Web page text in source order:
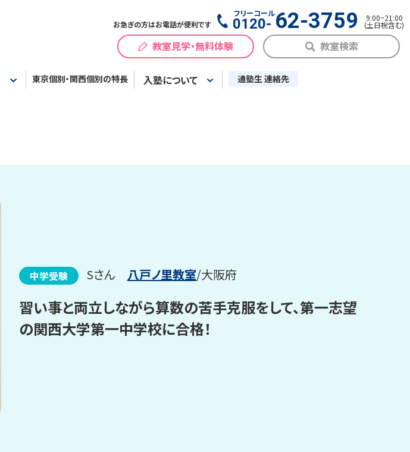
お急ぎの方はお電話が便利です
フリーコール
0120- 62-3759 9:00~21:00
(土日祝含む)
教室見学・無料体験 教室検索
東京個別・関西個別の特長 入塾について 通塾生 連絡先
中学受験 Sさん 八戸ノ里教室/大阪府
習い事と両立しながら算数の苦手克服をして、第一志望
の関西大学第一中学校に合格！